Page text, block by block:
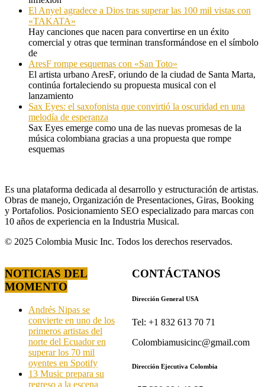
El Anyel agradece a Dios tras superar las 100 mil vistas con
«TAKATA»
Hay canciones que nacen para convertirse en un éxito
comercial y otras que terminan transformándose en el símbolo
de
AresF rompe esquemas con «San Toto»
El artista urbano AresF, oriundo de la ciudad de Santa Marta,
continúa fortaleciendo su propuesta musical con el
lanzamiento
Sax Eyes: el saxofonista que convirtió la oscuridad en una
melodía de esperanza
Sax Eyes emerge como una de las nuevas promesas de la
música colombiana gracias a una propuesta que rompe
esquemas
Es una plataforma dedicada al desarrollo y estructuración de artistas.
Obras de manejo, Organización de Presentaciones, Giras, Booking
y Portafolios. Posicionamiento SEO especializado para marcas con
10 años de experiencia en la Industria Musical.
© 2025 Colombia Music Inc. Todos los derechos reservados.
NOTICIAS DEL
MOMENTO
Andrés Nipas se
convierte en uno de los
primeros artistas del
norte del Ecuador en
superar los 70 mil
oyentes en Spotify
13 Music prepara su
regreso a la escena
CONTÁCTANOS
Dirección General USA
Tel: +1 832 613 70 71
Colombiamusicinc@gmail.com
Dirección Ejecutiva Colombia